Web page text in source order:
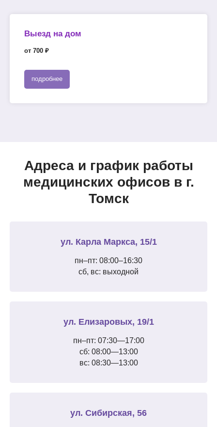
Выезд на дом
от 700 ₽
подробнее
Адреса и график работы
медицинских офисов в г.
Томск
ул. Карла Маркса, 15/1
пн–пт: 08:00–16:30
сб, вс: выходной
ул. Елизаровых, 19/1
пн–пт: 07:30—17:00
сб: 08:00—13:00
вс: 08:30—13:00
ул. Сибирская, 56